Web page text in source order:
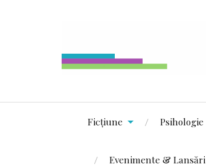
Ficțiune Psihologie
Evenimente & Lansări